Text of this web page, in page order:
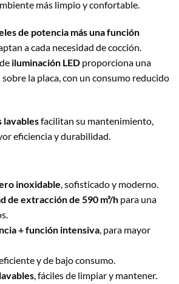
más limpio y confortable.
de potencia más una función
a cada necesidad de cocción.
iluminación LED proporciona una
la placa, con un consumo reducido
lavablesfacilitan su mantenimiento,
eficiencia y durabilidad.
inoxidable, sofisticado y moderno.
de extracción de 590 m³/h para una
+ función intensiva, para mayor
y de bajo consumo.
, fáciles de limpiar y mantener.